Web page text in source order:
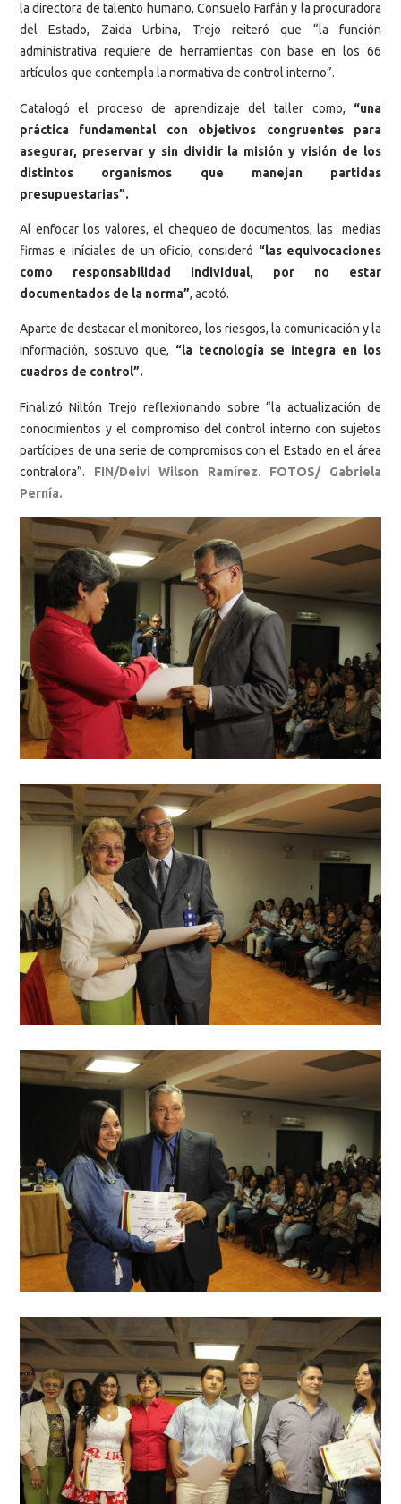
la directora de talento humano, Consuelo Farfán y la procuradora
del Estado, Zaida Urbina, Trejo reiteró que “la función
administrativa requiere de herramientas con base en los 66
artículos que contempla la normativa de control interno”.
Catalogó el proceso de aprendizaje del taller como, “una
práctica fundamental con objetivos congruentes para
asegurar, preservar y sin dividir la misión y visión de los
distintos organismos que manejan partidas
presupuestarias”.
Al enfocar los valores, el chequeo de documentos, las medias
firmas e iníciales de un oficio, consideró “las equivocaciones
como responsabilidad individual, por no estar
documentados de la norma”, acotó.
Aparte de destacar el monitoreo, los riesgos, la comunicación y la
información, sostuvo que, “la tecnología se integra en los
cuadros de control”.
Finalizó Niltón Trejo reflexionando sobre “la actualización de
conocimientos y el compromiso del control interno con sujetos
partícipes de una serie de compromisos con el Estado en el área
contralora”. FIN/Deivi Wilson Ramírez. FOTOS/ Gabriela
Pernía.